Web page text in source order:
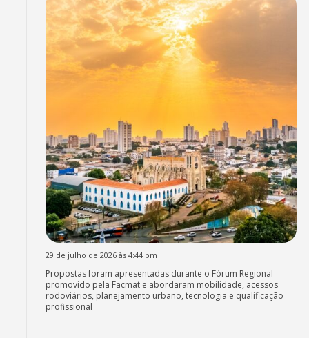
29 de julho de 2026 às 4:44 pm
Propostas foram apresentadas durante o Fórum Regional
promovido pela Facmat e abordaram mobilidade, acessos
rodoviários, planejamento urbano, tecnologia e qualificação
profissional